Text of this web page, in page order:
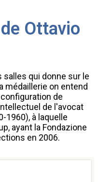
Ottavio
qui donne sur le
médaillerie on entend
de
de l'avocat
1960), à laquelle
ayant la Fondazione
en 2006.